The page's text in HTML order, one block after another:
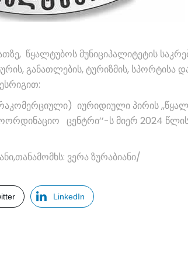
წყალტუბოს მუნიციპალიტეტის
განათლების, ტურიზმის, სპორტისა
იურიდიული პირის
ცენტრი’’-ს მიერ 2024
ვერა ზურაბიანი/
LinkedIn